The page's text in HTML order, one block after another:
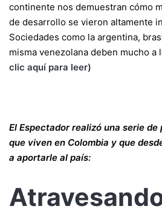
continente nos demuestran cómo
de desarrollo se vieron altamente
Sociedades como la argentina,
misma venezolana deben mucho a
clic aquí para leer)
El Espectador realizó una serie
que viven en Colombia y que
a aportarle al país: